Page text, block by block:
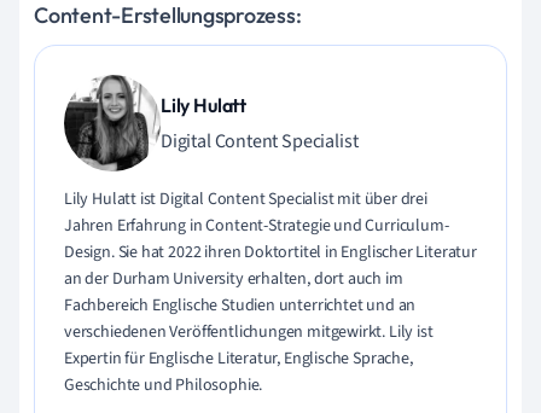
Content-Erstellungsprozess:
Lily Hulatt
Digital Content Specialist
Lily Hulatt ist Digital Content Specialist mit über drei
Jahren Erfahrung in Content-Strategie und Curriculum-
Design. Sie hat 2022 ihren Doktortitel in Englischer Literatur
an der Durham University erhalten, dort auch im
Fachbereich Englische Studien unterrichtet und an
verschiedenen Veröffentlichungen mitgewirkt. Lily ist
Expertin für Englische Literatur, Englische Sprache,
Geschichte und Philosophie.